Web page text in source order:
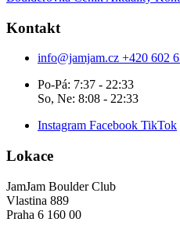
Kontakt
info@jamjam.cz +420 602
Po-Pá: 7:37 - 22:33
So, Ne: 8:08 - 22:33
Instagram Facebook TikTok
Lokace
JamJam Boulder Club
Vlastina 889
Praha 6 160 00